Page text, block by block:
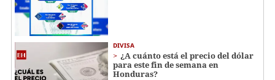
DIVISA
¿A cuánto está el precio del dólar
para este fin de semana en
Honduras?